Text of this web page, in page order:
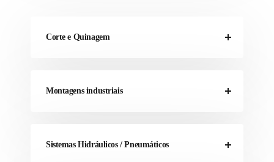
Corte e Quinagem
Montagens industriais
Sistemas Hidráulicos / Pneumáticos